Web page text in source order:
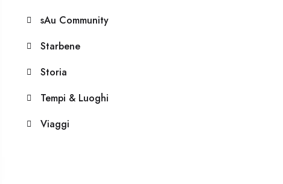
sAu Community
Starbene
Storia
Tempi & Luoghi
Viaggi